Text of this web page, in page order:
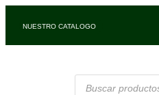
NUESTRO CATALOGO